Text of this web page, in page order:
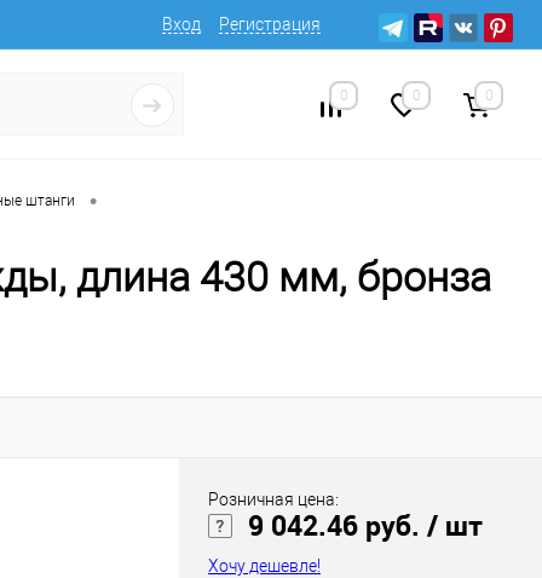
Вход Регистрация
0 0 0
штанги •
длина 430 мм, бронза
Розничная цена:
9 042.46 руб. / шт
Хочу дешевле!